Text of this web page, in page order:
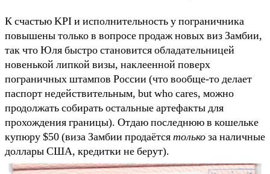
К счастью KPI и исполнительность у пограничника
повышены только в вопросе продаж новых виз Замбии,
так что Юля быстро становится обладательницей
новенькой липкой визы, наклеенной поверх
пограничных штампов России (что вообще-то делает
паспорт недействительным, but who cares, можно
продолжать собирать остальные артефакты для
прохождения границы). Отдаю последнюю в кошельке
купюру $50 (виза Замбии продаётсятолькоза наличные
доллары США, кредитки не берут).